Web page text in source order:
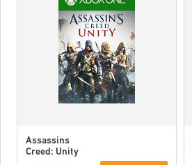
Assassins
Creed: Unity